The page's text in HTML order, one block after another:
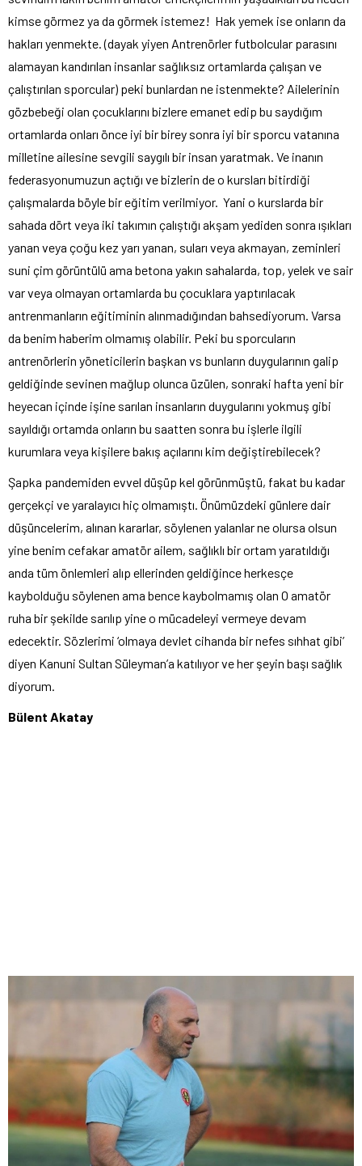
kimse görmez ya da görmek istemez! Hak yemek ise onların da
hakları yenmekte. (dayak yiyen Antrenörler futbolcular parasını
alamayan kandırılan insanlar sağlıksız ortamlarda çalışan ve
çalıştırılan sporcular) peki bunlardan ne istenmekte? Ailelerinin
gözbebeği olan çocuklarını bizlere emanet edip bu saydığım
ortamlarda onları önce iyi bir birey sonra iyi bir sporcu vatanına
milletine ailesine sevgili saygılı bir insan yaratmak. Ve inanın
federasyonumuzun açtığı ve bizlerin de o kursları bitirdiği
çalışmalarda böyle bir eğitim verilmiyor. Yani o kurslarda bir
sahada dört veya iki takımın çalıştığı akşam yediden sonra ışıkları
yanan veya çoğu kez yarı yanan, suları veya akmayan, zeminleri
suni çim görüntülü ama betona yakın sahalarda, top, yelek ve sair
var veya olmayan ortamlarda bu çocuklara yaptırılacak
antrenmanların eğitiminin alınmadığından bahsediyorum. Varsa
da benim haberim olmamış olabilir. Peki bu sporcuların
antrenörlerin yöneticilerin başkan vs bunların duygularının galip
geldiğinde sevinen mağlup olunca üzülen, sonraki hafta yeni bir
heyecan içinde işine sarılan insanların duygularını yokmuş gibi
sayıldığı ortamda onların bu saatten sonra bu işlerle ilgili
kurumlara veya kişilere bakış açılarını kim değiştirebilecek?
Şapka pandemiden evvel düşüp kel görünmüştü, fakat bu kadar
gerçekçi ve yaralayıcı hiç olmamıştı. Önümüzdeki günlere dair
düşüncelerim, alınan kararlar, söylenen yalanlar ne olursa olsun
yine benim cefakar amatör ailem, sağlıklı bir ortam yaratıldığı
anda tüm önlemleri alıp ellerinden geldiğince herkesçe
kaybolduğu söylenen ama bence kaybolmamış olan O amatör
ruha bir şekilde sarılıp yine o mücadeleyi vermeye devam
edecektir. Sözlerimi ‘olmaya devlet cihanda bir nefes sıhhat gibi’
diyen Kanuni Sultan Süleyman’a katılıyor ve her şeyin başı sağlık
diyorum.
Bülent Akatay